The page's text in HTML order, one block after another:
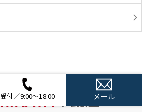
受付／9:00～18:00 メール